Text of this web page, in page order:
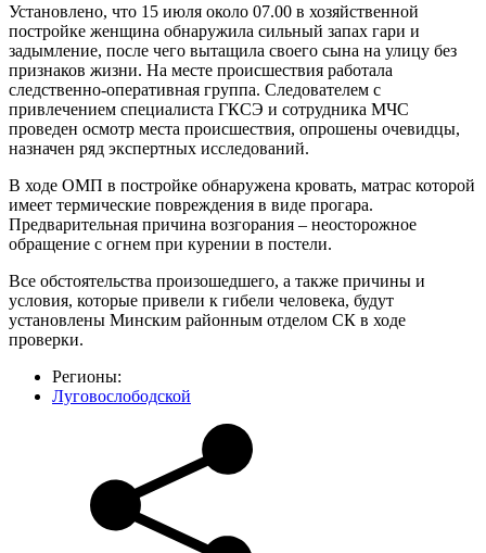
Установлено, что 15 июля около 07.00 в хозяйственной
постройке женщина обнаружила сильный запах гари и
задымление, после чего вытащила своего сына на улицу без
признаков жизни. На месте происшествия работала
следственно-оперативная группа. Следователем с
привлечением специалиста ГКСЭ и сотрудника МЧС
проведен осмотр места происшествия, опрошены очевидцы,
назначен ряд экспертных исследований.
В ходе ОМП в постройке обнаружена кровать, матрас которой
имеет термические повреждения в виде прогара.
Предварительная причина возгорания – неосторожное
обращение с огнем при курении в постели.
Все обстоятельства произошедшего, а также причины и
условия, которые привели к гибели человека, будут
установлены Минским районным отделом СК в ходе
проверки.
Регионы:
Луговослободской